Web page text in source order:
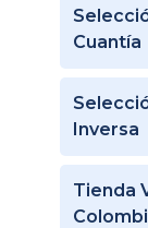
Cuantía
Inversa
Tienda